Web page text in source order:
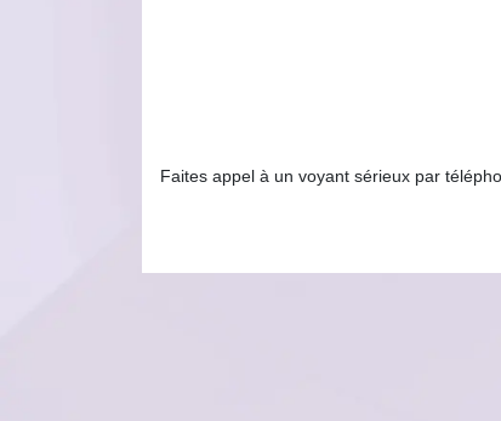
Faites appel à un voyant sérieux par